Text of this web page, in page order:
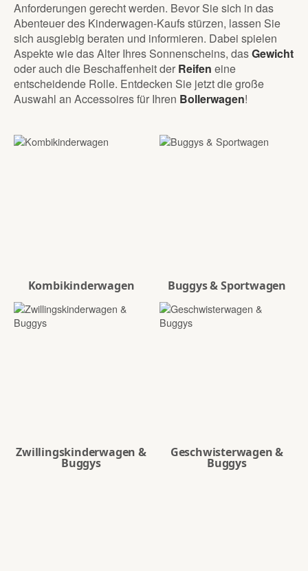
Anforderungen gerecht werden. Bevor Sie sich in das
Abenteuer des Kinderwagen-Kaufs stürzen, lassen Sie
sich ausgiebig beraten und informieren. Dabei spielen
Aspekte wie das Alter Ihres Sonnenscheins, dasGewicht
oder auch die Beschaffenheit der Reifen eine
entscheidende Rolle. Entdecken Sie jetzt die große
Auswahl an Accessoires für Ihren Bollerwagen!
Kombikinderwagen Buggys & Sportwagen
Zwillingskinderwagen &
Buggys
Geschwisterwagen &
Buggys